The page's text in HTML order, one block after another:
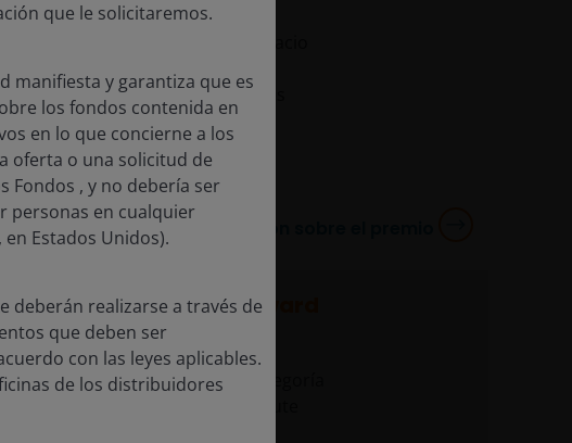
en ETFs de titulización,
para nuestros clientes
a los inversores con sus
robusta de análisis y
Más información sobre el premio
activos Marketing Award
nombrado ganador en la categoría
de Activos del Gramercy Institute
que le solicitaremos.
manifiesta y garantiza que es
los fondos contenida en
en lo que concierne a los
oferta o una solicitud de
Fondos , y no debería ser
personas en cualquier
Estados Unidos).
deberán realizarse a través de
que deben ser
con las leyes aplicables.
de los distribuidores